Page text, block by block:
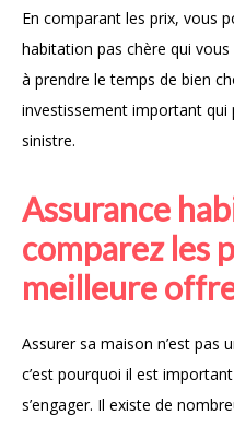
En comparant les prix, vous
habitation pas chère qui vous
à prendre le temps de bien
investissement important qui
sinistre.
Assurance
comparez les
meilleure
Assurer sa maison n’est pas
c’est pourquoi il est
s’engager. Il existe de